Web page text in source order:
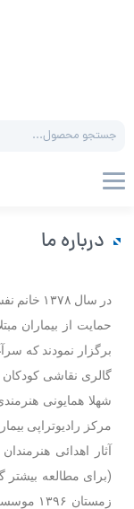
درباره ما
در سال
حمایت از بیماران
برگزار نمودند که
شهلا همایونی
مرکز رادیوتراپی
آثار اهدائی